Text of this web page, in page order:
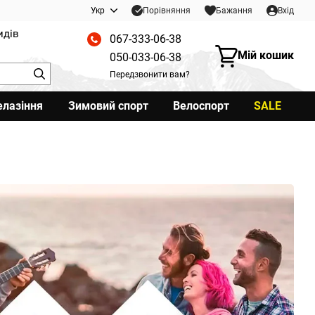
Укр Порівняння Бажання Вхід
067-333-06-38
050-033-06-38
Передзвонити вам?
Мій кошик
Зимовий спорт Велоспорт SALE